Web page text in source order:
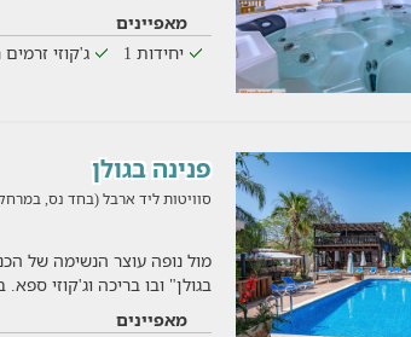
מאפיינים
יחידות 1
ג'קוזי זרמים
פנינה בגולן
סוויטות ליד ארבל (בחד נס, במרחק של
מול נופה עוצר הנשימה של
בגולן" ובו בריכה וג'קוזי
מאפיינים